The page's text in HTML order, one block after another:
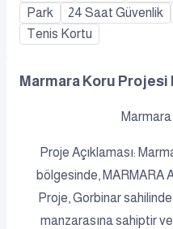
Park
24 Saat Güvenlik
Tenis Kortu
Marmara Koru
Proje Açıklaması:
bölgesinde, MARMARA
Proje, Gorbinar
manzarasına sahiptir ve